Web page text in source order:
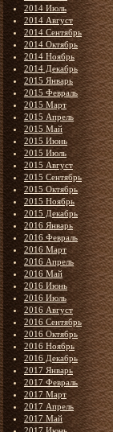
2014 Июль
2014 Август
2014 Сентябрь
2014 Октябрь
2014 Ноябрь
2014 Декабрь
2015 Январь
2015 Февраль
2015 Март
2015 Апрель
2015 Май
2015 Июнь
2015 Июль
2015 Август
2015 Сентябрь
2015 Октябрь
2015 Ноябрь
2015 Декабрь
2016 Январь
2016 Февраль
2016 Март
2016 Апрель
2016 Май
2016 Июнь
2016 Июль
2016 Август
2016 Сентябрь
2016 Октябрь
2016 Ноябрь
2016 Декабрь
2017 Январь
2017 Февраль
2017 Март
2017 Апрель
2017 Май
2017 Июнь